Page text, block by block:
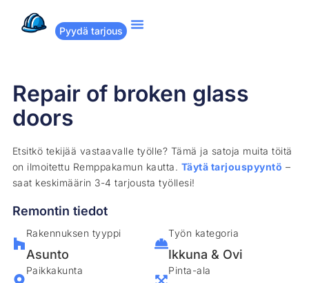
Pyydä tarjous
Repair of broken glass
doors
Etsitkö tekijää vastaavalle työlle? Tämä ja satoja muita töitä
on ilmoitettu Remppakamun kautta. Täytä tarjouspyyntö –
saat keskimäärin 3-4 tarjousta työllesi!
Remontin tiedot
Rakennuksen tyyppi
Asunto
Paikkakunta
Työn kategoria
Ikkuna & Ovi
Pinta-ala